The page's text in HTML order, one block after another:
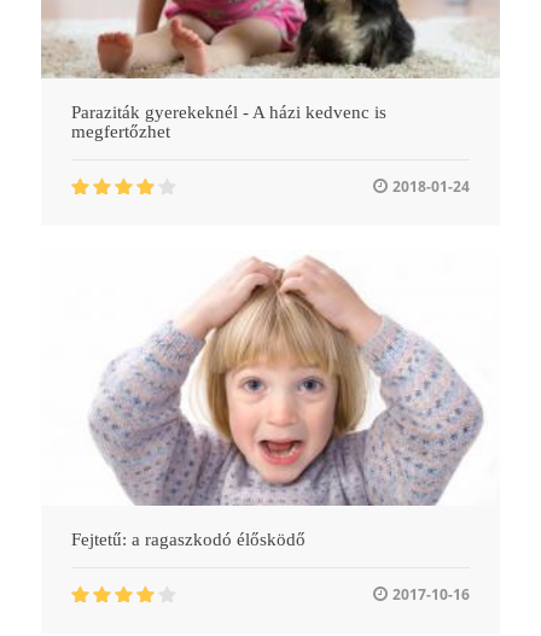
Paraziták gyerekeknél - A házi kedvenc is
megfertőzhet
2018-01-24
Fejtetű: a ragaszkodó élősködő
2017-10-16